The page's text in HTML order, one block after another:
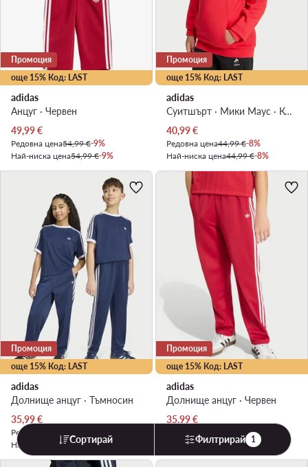
още 15% Код: LAST
Промоция
adidas
Анцуг · Червен
Актуална цена
49,99€
Редовна цена54,99 €-9%
Най-ниска цена54,99 €-9%
още 15% Код: LAST
Промоция
adidas
Суитшърт · Мики Маус · Коралов
Актуална цена
40,99€
Редовна цена44,99 €-8%
Най-ниска цена44,99 €-8%
още 15% Код: LAST
Промоция
adidas
Долнище анцуг · Тъмносин
Актуална цена
35,99€
Редовна цена
Най-ниска цена39,99 €-10%
още 15% Код: LAST
Промоция
adidas
Долнище анцуг · Червен
Актуална цена
35,99€
-10%
Най-ниска цена39,99 €-10%
Сортирай Филтрирай 1